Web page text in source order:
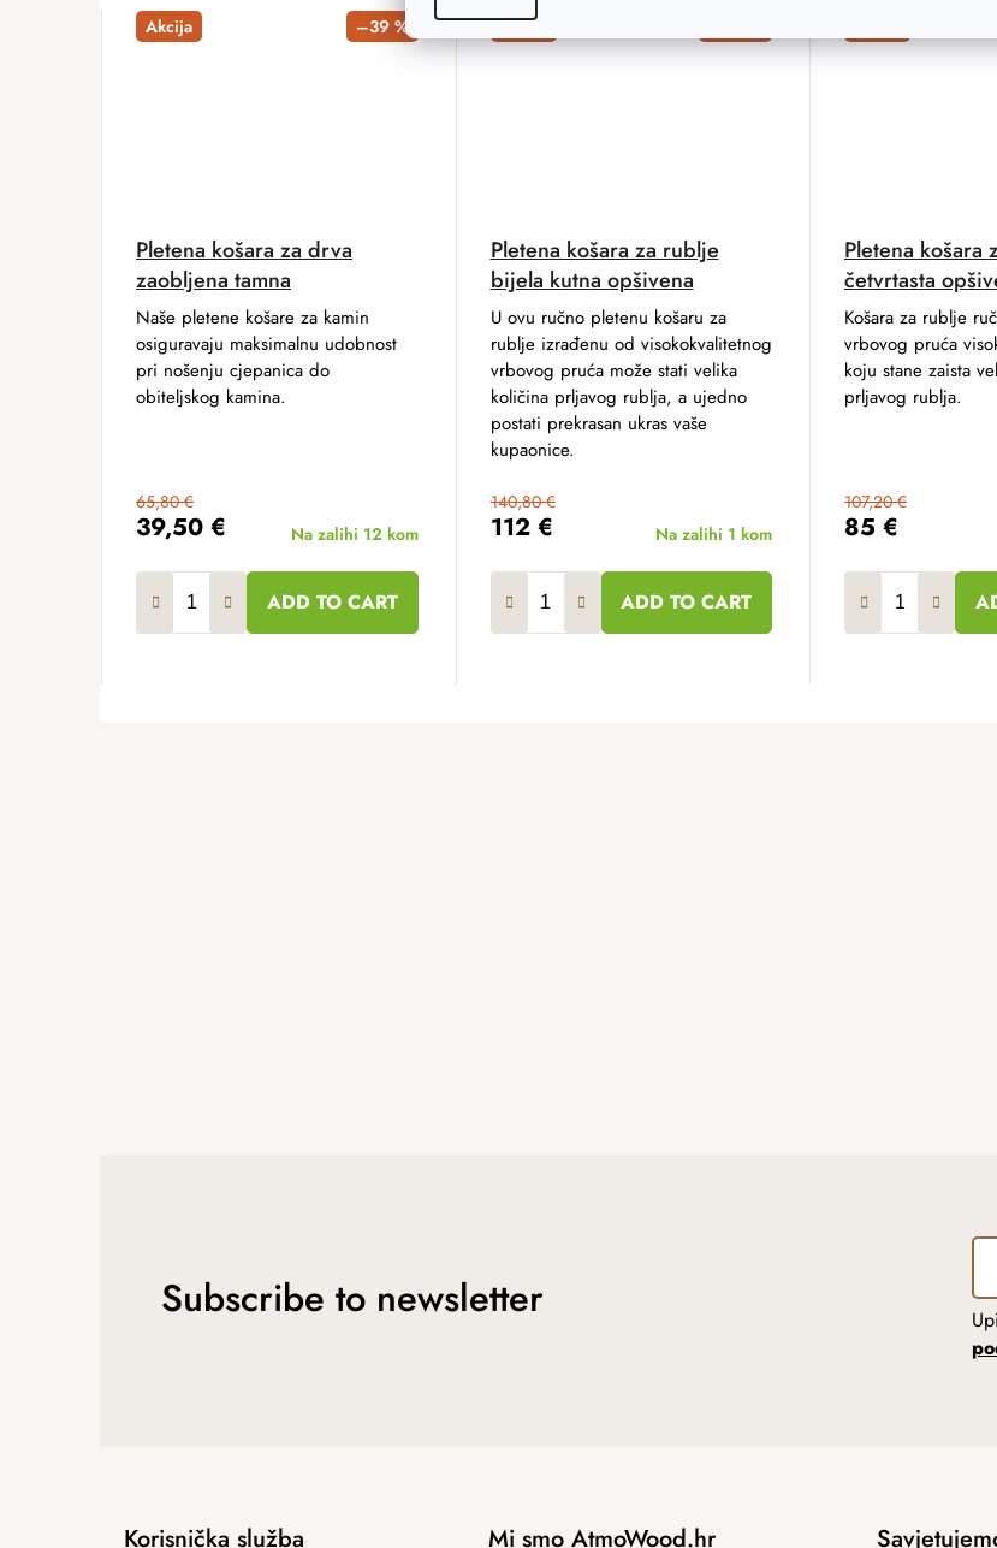
Akcija –39 %
Pletena košara za drva
zaobljena tamna
39,50 €
65,80 €
Na zalihi 12 kom
ADD TO CART
Naše pletene košare za kamin
osiguravaju maksimalnu udobnost
pri nošenju cjepanica do
obiteljskog kamina.
Akcija
Pletena košara za rublje
bijela kutna opšivena
112 €
140,80 €
Na zalihi 1 kom
ADD TO CART
U ovu ručno pletenu košaru za
rublje izrađenu od visokokvalitetnog
vrbovog pruća može stati velika
količina prljavog rublja, a ujedno
postati prekrasan ukras vaše
kupaonice.
Pletena košara
četvrtasta
85 €
107,20 €
Košara za rublje
vrbovog pruća
koju stane zaista
prljavog rublja.
Subscribe to newsletter
Korisnička služba Mi smo AtmoWood.hr